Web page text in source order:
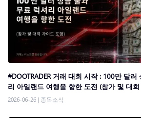
#DOOTRADER 거래 대회 시작 : 100만 달
리 아일랜드 여행을 향한 도전 (참가 및 대
2026-06-26 | 종목소식